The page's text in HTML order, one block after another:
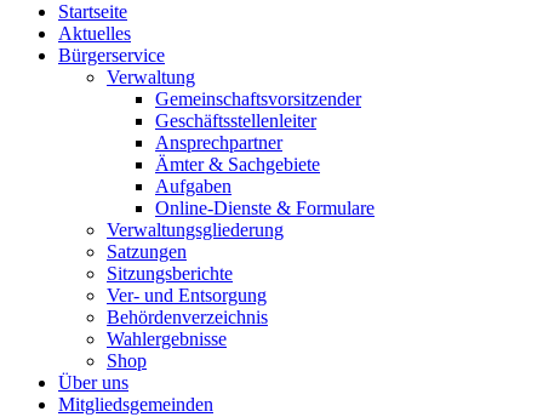
Startseite
Aktuelles
Bürgerservice
Verwaltung
Gemeinschaftsvorsitzender
Geschäftsstellenleiter
Ansprechpartner
Ämter & Sachgebiete
Aufgaben
Online-Dienste & Formulare
Verwaltungsgliederung
Satzungen
Sitzungsberichte
Ver- und Entsorgung
Behördenverzeichnis
Wahlergebnisse
Shop
Über uns
Mitgliedsgemeinden